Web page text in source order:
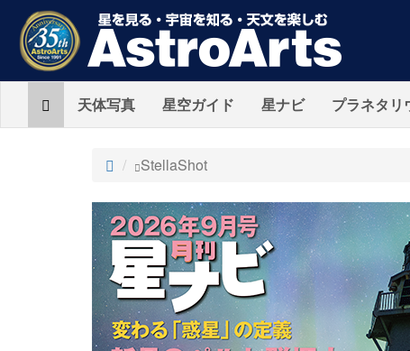
Home天体写真 星空ガイド 星ナビ プラネタリ
ト
プ
StellaShot